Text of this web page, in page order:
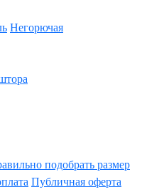
Негорючая
подобрать размер
Публичная оферта